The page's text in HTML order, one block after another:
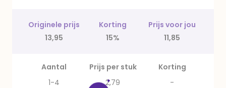
Originele prijs Korting
Prijs voor jou
13,95
15% 11,85
Aantal Prijs per stuk
Korting
1-4
2,79
-